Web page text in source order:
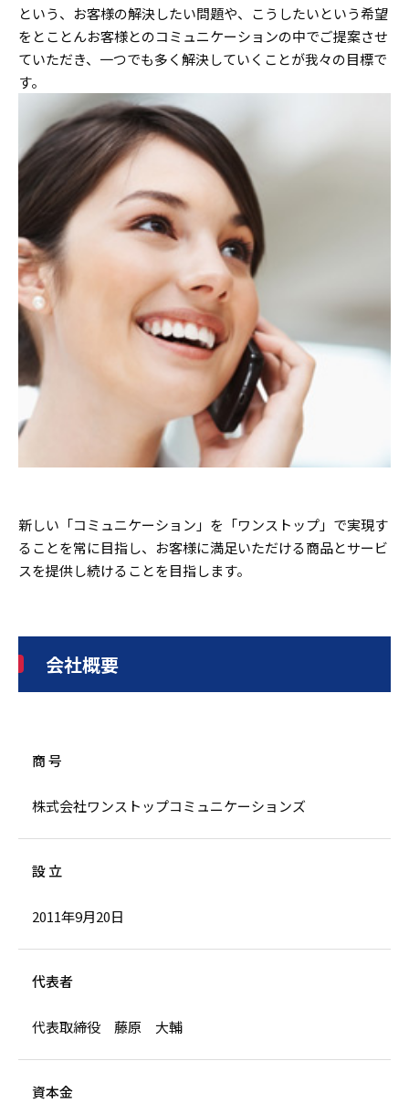
という、お客様の解決したい問題や、こうしたいという希望
をとことんお客様とのコミュニケーションの中でご提案させ
ていただき、一つでも多く解決していくことが我々の目標で
す。
新しい「コミュニケーション」を「ワンストップ」で実現す
ることを常に目指し、お客様に満足いただける商品とサービ
スを提供し続けることを目指します。
会社概要
商 号
株式会社ワンストップコミュニケーションズ
設 立
2011年9月20日
代表者
代表取締役 藤原 大輔
資本金